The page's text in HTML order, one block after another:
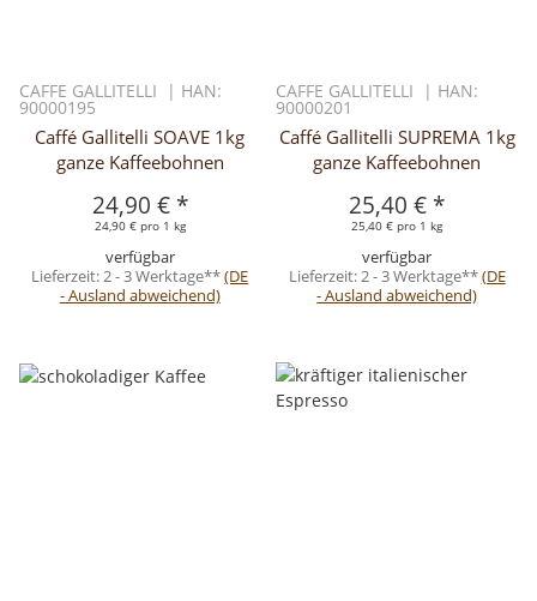
CAFFE GALLITELLI | HAN:
90000195
Caffé Gallitelli SOAVE 1kg
ganze Kaffeebohnen
24,90 € *
24,90 € pro 1 kg
verfügbar
Lieferzeit:2 - 3 Werktage**(DE
- Ausland abweichend)
CAFFE GALLITELLI | HAN:
90000201
Caffé Gallitelli SUPREMA 1kg
ganze Kaffeebohnen
25,40 € *
25,40 € pro 1 kg
verfügbar
Lieferzeit:2 - 3 Werktage**(DE
- Ausland abweichend)